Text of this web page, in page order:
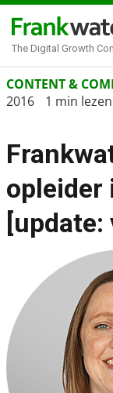
The Digital Growth
Home
›
›
Content &
›
Frankwatching
CONTENT &
2016
1 min lezen
opleider
[update: